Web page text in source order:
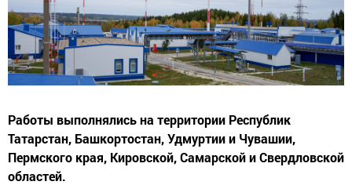
Работы выполнялись на территории Республик
Татарстан, Башкортостан, Удмуртии и Чувашии,
Пермского края, Кировской, Самарской и Свердловской
областей.